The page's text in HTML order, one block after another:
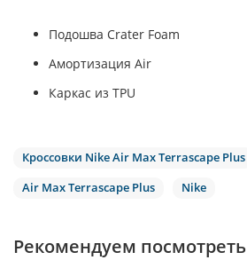
Подошва Crater Foam
Амортизация Air
Каркас из TPU
Кроссовки Nike Air Max Terrascape Plus
Air Max Terrascape Plus
Nike
Рекомендуем посмотреть